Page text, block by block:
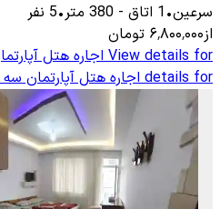
سرعین•
1 اتاق -
380 متر•
5 نفر
از۶٬۸۰۰٬۰۰۰ تومان
View details for اجاره هتل
details for اجاره هتل آپارتمان